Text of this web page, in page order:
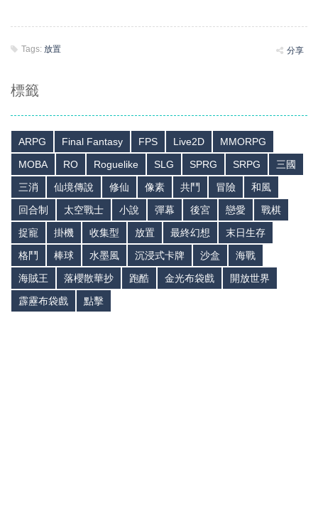
Tags: 放置 分享
標籤
ARPG Final Fantasy FPS Live2D
MMORPG
MOBA
RO Roguelike SLG SPRG SRPG
三國
三消
仙境傳說 修仙 像素 共鬥 冒險
和風
回合制
太空戰士 小說 彈幕 後宮 戀愛
戰棋
捉寵
掛機 收集型 放置 最終幻想
末日生存
格鬥
棒球 水墨風 沉浸式卡牌 沙盒
海戰
海賊王
落櫻散華抄 跑酷 金光布袋戲
開放世界
霹靂布袋戲
點擊